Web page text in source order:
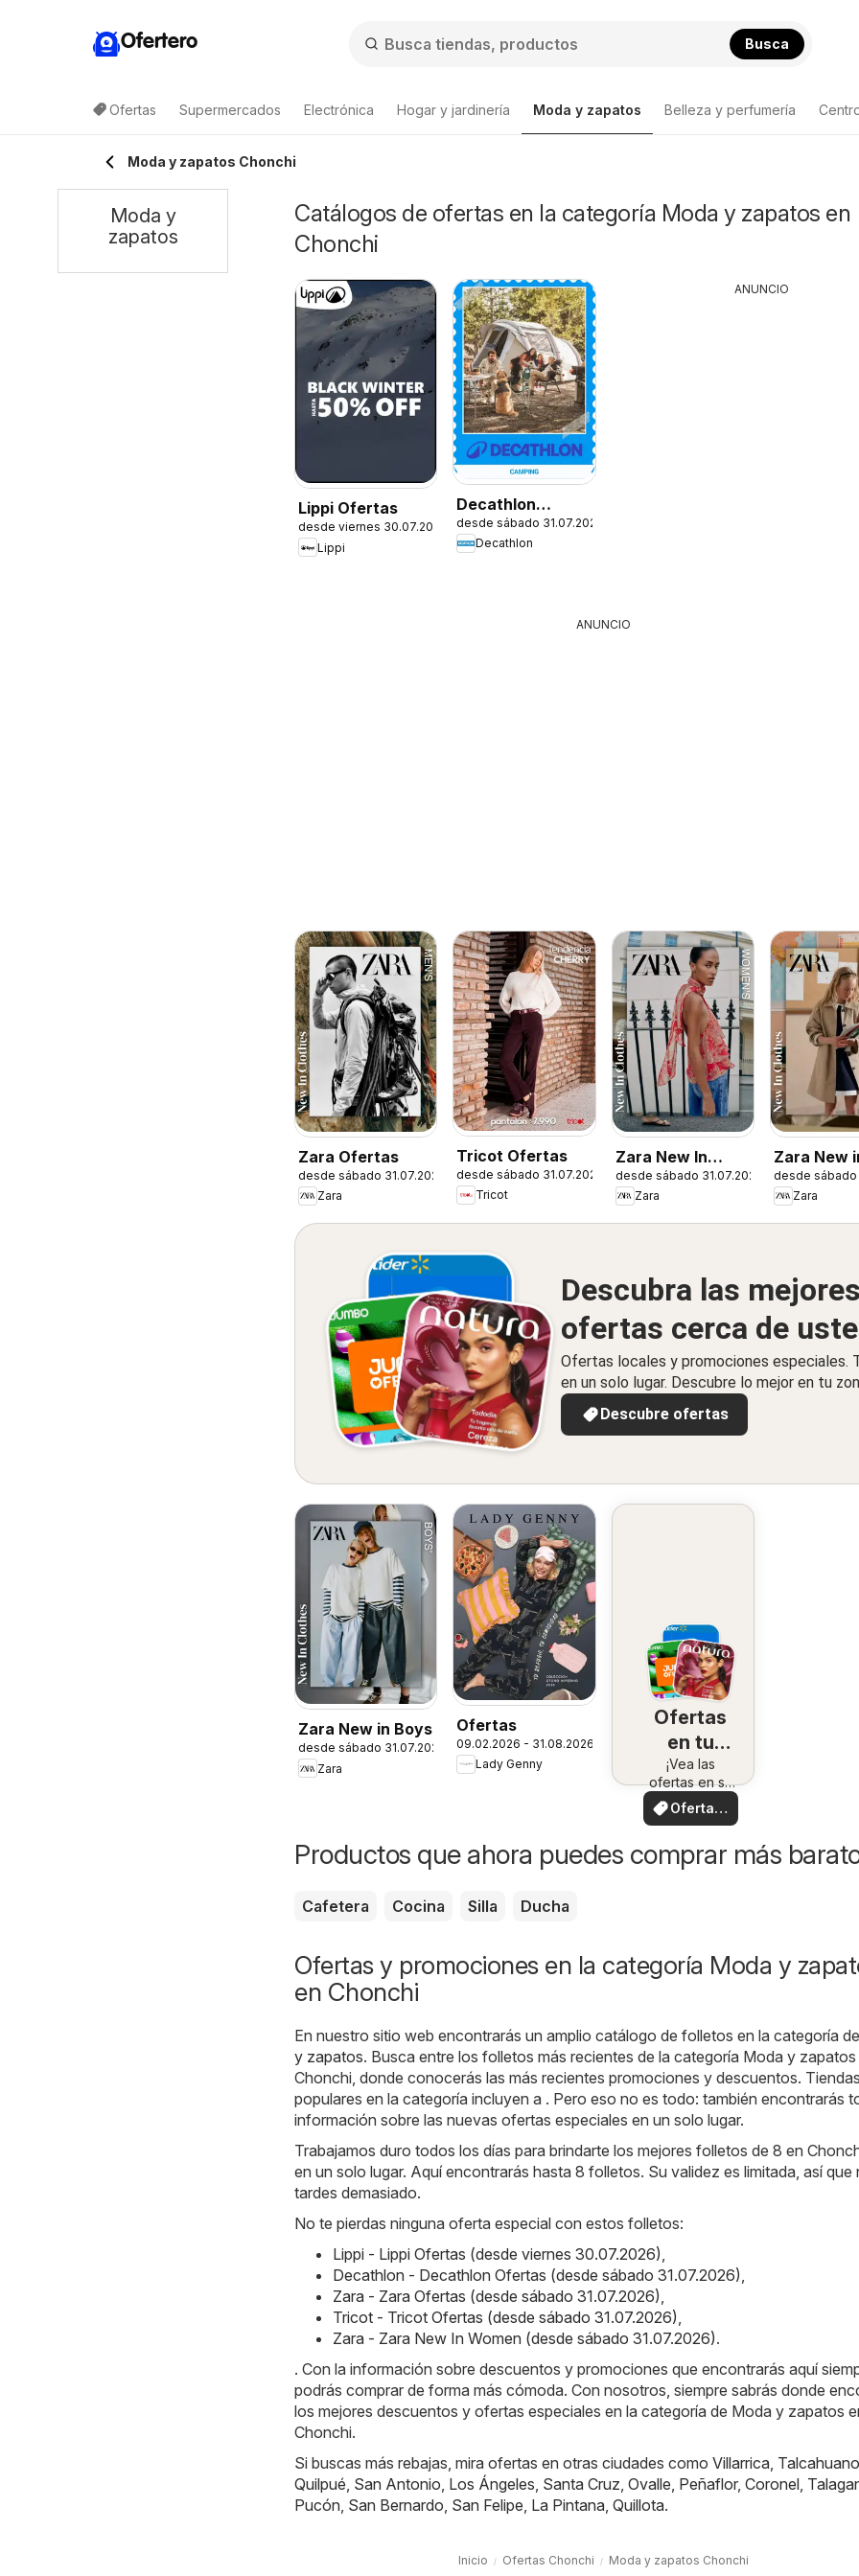
Ofertero Busca
Ofertas Supermercados Electrónica Hogar y jardinería Moda y zapatos Belleza y perfumería
Moda y zapatos Chonchi
Catálogos de ofertas en la categoría Moda y zapatos en
Chonchi
Lippi Ofertas
desde viernes 30.07.2026
Lippi
Decathlon
Ofertas
desde sábado 31.07.2026
Decathlon
ANUNCIO
ANUNCIO
Zara Ofertas
desde sábado 31.07.2026
Zara
Tricot Ofertas
desde sábado 31.07.2026
Tricot
Zara New In
Women
desde sábado 31.07.2026
Zara
Zara New
desde sábado
Zara
Descubra las mejores
ofertas cerca de
Ofertas locales y promociones especiales.
en un solo lugar. Descubre lo mejor en tu
Descubre ofertas
Zara New in Boys
desde sábado 31.07.2026
Zara
Ofertas
09.02.2026 - 31.08.2026
Lady Genny
Ofertas
en tu
zona
¡Vea las
ofertas en su
zona!
Ofertas
locales
Productos que ahora puedes comprar más
Cafetera Cocina Silla Ducha
Ofertas y promociones en la categoría Moda y
en Chonchi
En nuestro sitio web encontrarás un amplio catálogo de folletos en la categoría de
y zapatos. Busca entre los folletos más recientes de la categoría Moda y zapatos
Chonchi, donde conocerás las más recientes promociones y descuentos. Tiendas
populares en la categoría incluyen a . Pero eso no es todo: también encontrarás
información sobre las nuevas ofertas especiales en un solo lugar.
Trabajamos duro todos los días para brindarte los mejores folletos de 8 en
en un solo lugar. Aquí encontrarás hasta 8 folletos. Su validez es limitada, así que
tardes demasiado.
No te pierdas ninguna oferta especial con estos folletos:
Lippi - Lippi Ofertas (desde viernes 30.07.2026),
Decathlon - Decathlon Ofertas (desde sábado 31.07.2026),
Zara - Zara Ofertas (desde sábado 31.07.2026),
Tricot - Tricot Ofertas (desde sábado 31.07.2026),
Zara - Zara New In Women (desde sábado 31.07.2026).
. Con la información sobre descuentos y promociones que encontrarás aquí
podrás comprar de forma más cómoda. Con nosotros, siempre sabrás donde
los mejores descuentos y ofertas especiales en la categoría de Moda y zapatos
Chonchi.
Si buscas más rebajas, mira ofertas en otras ciudades como Villarrica, Talcahuano
Quilpué, San Antonio, Los Ángeles, Santa Cruz, Ovalle, Peñaflor, Coronel,
Pucón, San Bernardo, San Felipe, La Pintana, Quillota.
Inicio Ofertas Chonchi Moda y zapatos Chonchi
Moda y
zapatos